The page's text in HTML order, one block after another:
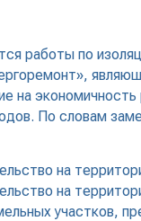
работы по
на
По словам
на
на
участков,